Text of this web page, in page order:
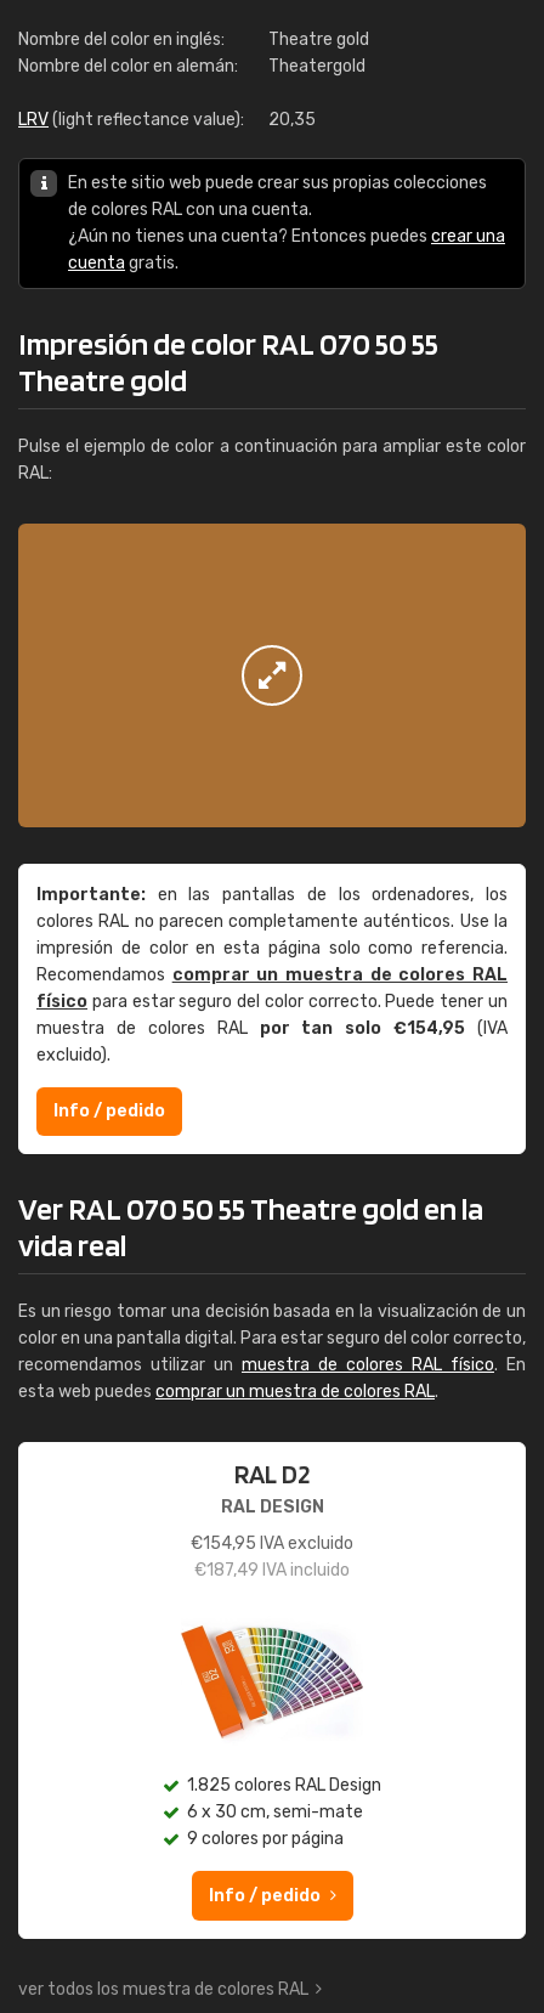
Nombre del color en inglés:
Theatre gold
Nombre del color en alemán:
Theatergold
LRV(light reflectance value): 20,35
En este sitio web puede crear sus propias colecciones
de colores RAL con una cuenta.
¿Aún no tienes una cuenta? Entonces puedes crear una
cuenta gratis.
Impresión de color RAL 070 50 55
Theatre gold
Pulse el ejemplo de color a continuación para ampliar este color
RAL:
Importante: en las pantallas de los ordenadores, los
colores RAL no parecen completamente auténticos. Use la
impresión de color en esta página solo como referencia.
Recomendamos comprar un muestra de colores RAL
físico para estar seguro del color correcto. Puede tener un
muestra de colores RAL por tan solo €154,95 (IVA
excluido).
Info / pedido
Ver RAL 070 50 55 Theatre gold en la
vida real
Es un riesgo tomar una decisión basada en la visualización de un
color en una pantalla digital. Para estar seguro del color correcto,
recomendamos utilizar un muestra de colores RAL físico. En
esta web puedes comprar un muestra de colores RAL.
RAL D2
RAL DESIGN
€154,95 IVA excluido
€187,49 IVA incluido
1.825 colores RAL Design
6 x 30 cm, semi-mate
9 colores por página
Info / pedido
ver todos los muestra de colores RAL